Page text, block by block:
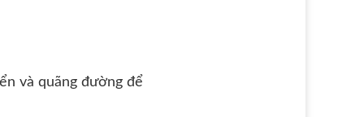
và quãng đường để